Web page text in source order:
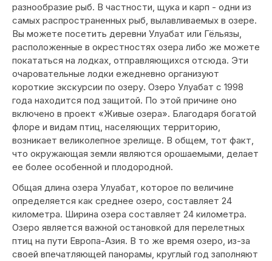
разнообразие рыб. В частности, щука и карп - одни из
самых распространенных рыб, вылавливаемых в озере.
Вы можете посетить деревни Улуабат или Гёльязы,
расположенные в окрестностях озера либо же можете
покататься на лодках, отправляющихся отсюда. Эти
очаровательные лодки ежедневно организуют
короткие экскурсии по озеру. Озеро Улуабат с 1998
года находится под защитой. По этой причине оно
включено в проект «Живые озера». Благодаря богатой
флоре и видам птиц, населяющих территорию,
возникает великолепное зрелище. В общем, тот факт,
что окружающая земли являются орошаемыми, делает
ее более особенной и плодородной.
Общая длина озера Улуабат, которое по величине
определяется как среднее озеро, составляет 24
километра. Ширина озера составляет 24 километра.
Озеро является важной остановкой для перелетных
птиц на пути Европа-Азия. В то же время озеро, из-за
своей впечатляющей панорамы, круглый год заполняют